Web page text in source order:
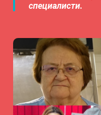
специалисти.